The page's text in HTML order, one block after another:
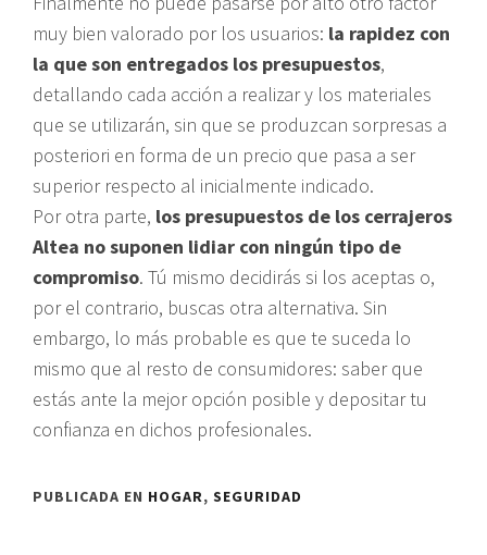
muy bien valorado por los usuarios: la rapidez con
la que son entregados los presupuestos,
detallando cada acción a realizar y los materiales
que se utilizarán, sin que se produzcan sorpresas a
posteriori en forma de un precio que pasa a ser
superior respecto al inicialmente indicado.
Por otra parte, los presupuestos de los cerrajeros
Altea no suponen lidiar con ningún tipo de
compromiso. Tú mismo decidirás si los aceptas o,
por el contrario, buscas otra alternativa. Sin
embargo, lo más probable es que te suceda lo
mismo que al resto de consumidores: saber que
estás ante la mejor opción posible y depositar tu
confianza en dichos profesionales.
PUBLICADA EN HOGAR, SEGURIDAD